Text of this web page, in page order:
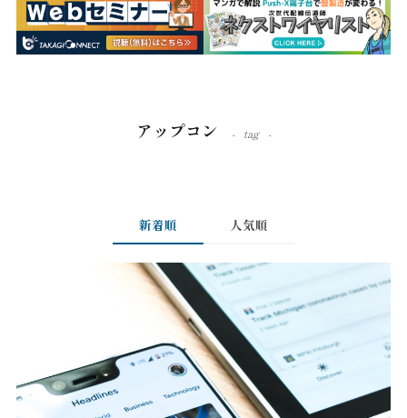
アップコン tag
新着順 人気順